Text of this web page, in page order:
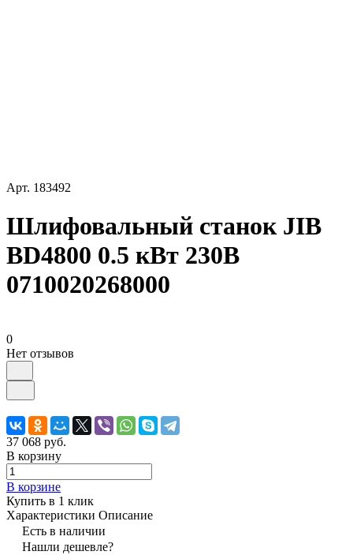
Арт. 183492
Шлифовальный станок JIB
BD4800 0.5 кВт 230В
0710020268000
0
Нет отзывов
37 068 руб.
В корзину
В корзине
Купить в 1 клик
Характеристики Описание
Есть в наличии
Нашли дешевле?